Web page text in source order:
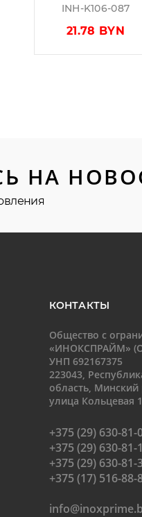
INH-K106-087
21.78 BYN
НА
КОНТАКТЫ
Общество с
«ИНОКСПРАЙМ»
УНП 692167375
223043,
область,
улица Кольцевая
+375 (29) 630-81-
+375 (29) 630-81-
+375 (29) 630-81-
+375 (17) 516-88-